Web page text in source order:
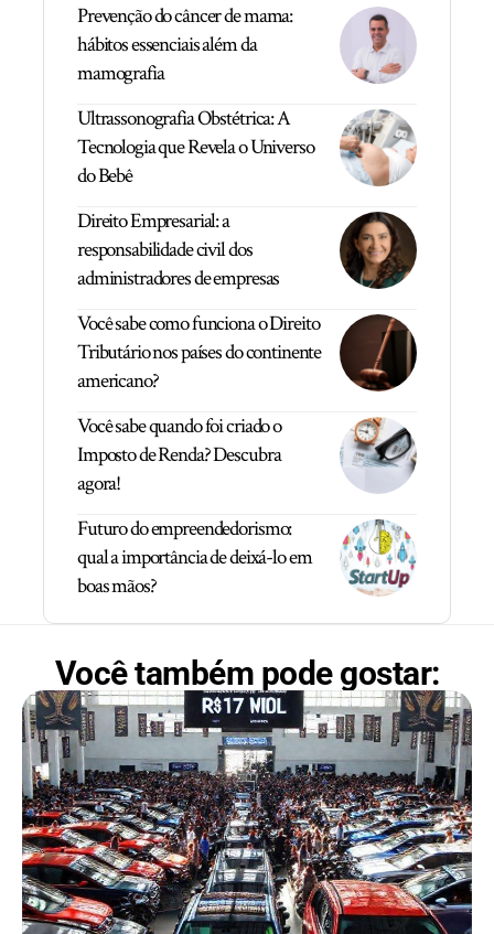
Prevenção do câncer de mama:
hábitos essenciais além da
mamografia
Ultrassonografia Obstétrica: A
Tecnologia que Revela o Universo
do Bebê
Direito Empresarial: a
responsabilidade civil dos
administradores de empresas
Você sabe como funciona o Direito
Tributário nos países do continente
americano?
Você sabe quando foi criado o
Imposto de Renda? Descubra
agora!
Futuro do empreendedorismo:
qual a importância de deixá-lo em
boas mãos?
Você também pode gostar: